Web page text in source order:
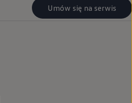
Umów się na serwis